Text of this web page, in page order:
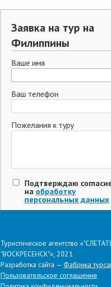
Заявка на тур на
Филиппины
Ваше имя
Ваш телефон
Пожелания к туру
Подтверждаю
на обработку
персональных данных
Поделиться в
Туристическое агентство
"ВОСКРЕСЕНСК"», 2021
Разработка сайта — Фабрика
Пользовательское соглашение